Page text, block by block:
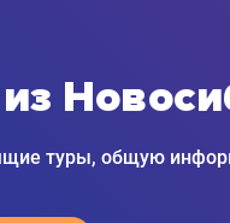
туры, общую